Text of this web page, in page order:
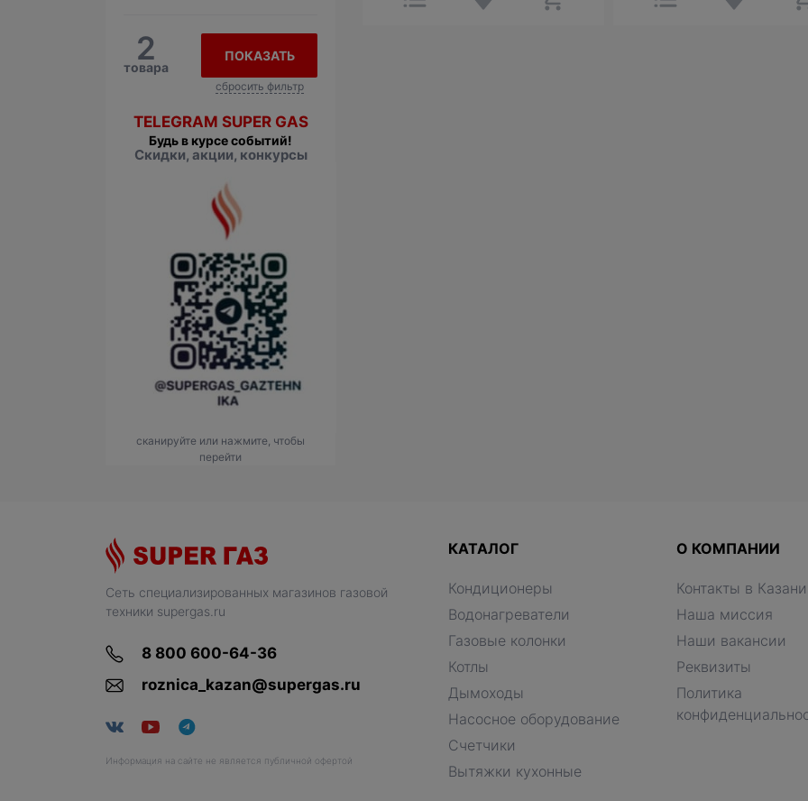
2
товара
ПОКАЗАТЬ
сбросить фильтр
TELEGRAM SUPER GAS
Будь в курсе событий!
Скидки, акции, конкурсы
сканируйте или нажмите, чтобы
перейти
Сеть специализированных магазинов газовой
техники supergas.ru
8 800 600-64-36
roznica_kazan@supergas.ru
Информация на сайте не является публичной офертой
КАТАЛОГ
Кондиционеры
Водонагреватели
Газовые колонки
Котлы
Дымоходы
Насосное оборудование
Счетчики
Вытяжки кухонные
О КОМПАНИИ
Контакты в Казани
Наша миссия
Наши вакансии
Реквизиты
Политика